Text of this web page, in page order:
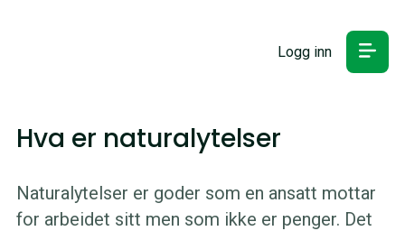
Logg inn
Hva er naturalytelser
Naturalytelser er goder som en ansatt mottar
for arbeidet sitt men som ikke er penger. Det